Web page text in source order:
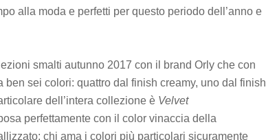
alla moda e perfetti per questo periodo dell’anno e
smalti autunno 2017 con il brand Orly che con
sei colori: quattro dal finish creamy, uno dal finish
dell’intera collezione è Velvet
perfettamente con il color vinaccia della
chi ama i colori più particolari sicuramente